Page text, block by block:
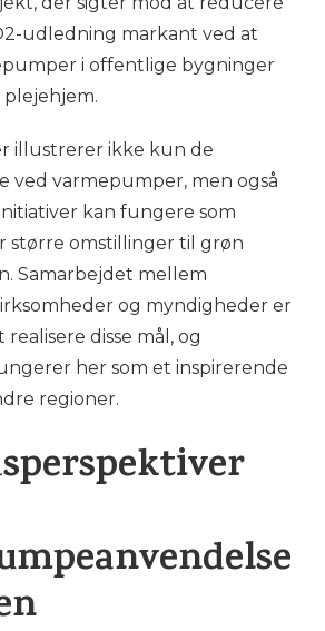
udledning markant ved at
i offentlige bygninger
plejehjem.
illustrerer ikke kun de
ved varmepumper, men også
kan fungere som
større omstillinger til grøn
Samarbejdet mellem
og myndigheder er
disse mål, og
her som et inspirerende
regioner.